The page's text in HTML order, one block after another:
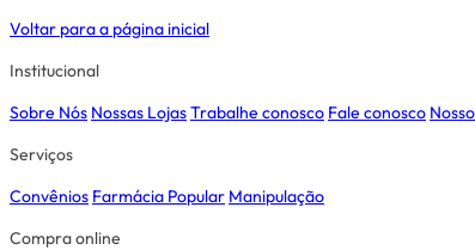
Voltar para a página inicial
Institucional
Sobre Nós Nossas LojasTrabalhe conosco Fale conosco
Serviços
Convênios Farmácia Popular Manipulação
Compra online